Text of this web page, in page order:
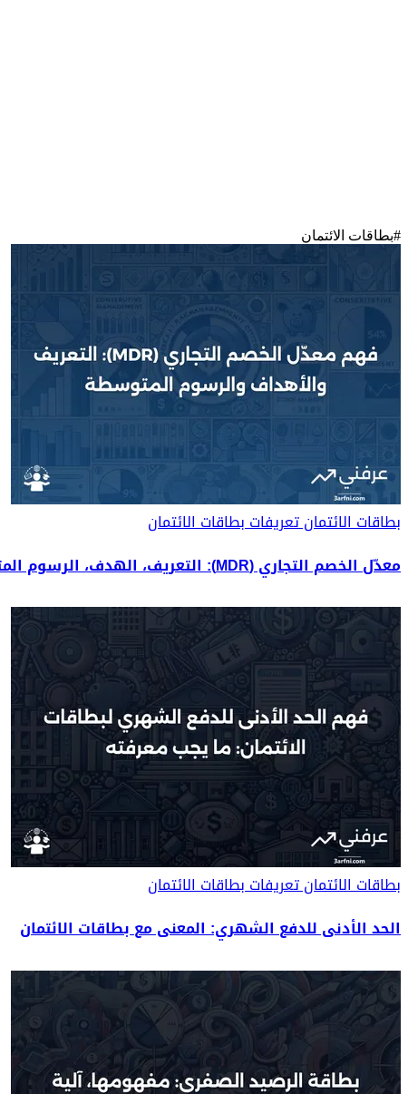
#بطاقات الائتمان
بطاقات الائتمانتعريفات بطاقات الائتمان
معدّل الخصم التجاري (MDR): التعريف، الهدف، الرسوم المتوسطة
بطاقات الائتمانتعريفات بطاقات الائتمان
الحد الأدنى للدفع الشهري: المعنى مع بطاقات الائتمان